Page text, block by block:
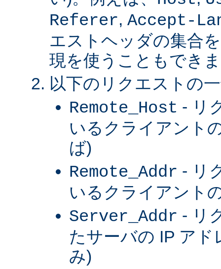
Referer, Accept-
エストヘッダの集合
現を使うこともでき
以下のリクエストの
Remote_Host - リ
いるクライアント
ば)
Remote_Addr - リ
いるクライアント
Server_Addr - リ
たサーバの IP アド
み)